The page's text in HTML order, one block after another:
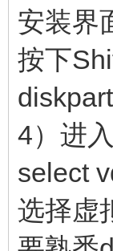
安装界
按下
diskpart
4）进
select
选择虚